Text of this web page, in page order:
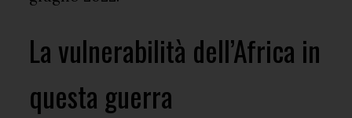
La vulnerabilità dell’Africa in
questa guerra